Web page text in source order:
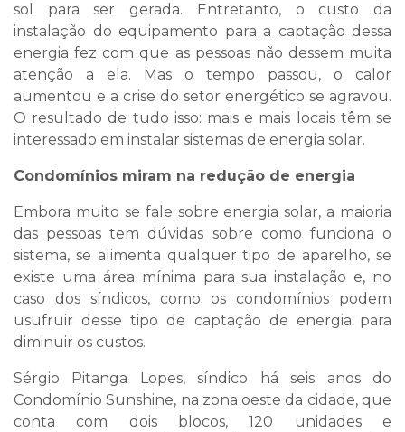
sol para ser gerada. Entretanto, o custo da
instalação do equipamento para a captação dessa
energia fez com que as pessoas não dessem muita
atenção a ela. Mas o tempo passou, o calor
aumentou e a crise do setor energético se agravou.
O resultado de tudo isso: mais e mais locais têm se
interessado em instalar sistemas de energia solar.
Condomínios miram na redução de energia
Embora muito se fale sobre energia solar, a maioria
das pessoas tem dúvidas sobre como funciona o
sistema, se alimenta qualquer tipo de aparelho, se
existe uma área mínima para sua instalação e, no
caso dos síndicos, como os condomínios podem
usufruir desse tipo de captação de energia para
diminuir os custos.
Sérgio Pitanga Lopes, síndico há seis anos do
Condomínio Sunshine, na zona oeste da cidade, que
conta com dois blocos, 120 unidades e